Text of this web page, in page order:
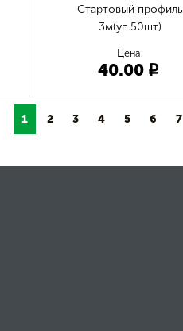
Стартовый профиль
3м(уп.50шт)
Цена:
40.00 p
1 2 3 4 5 6 7